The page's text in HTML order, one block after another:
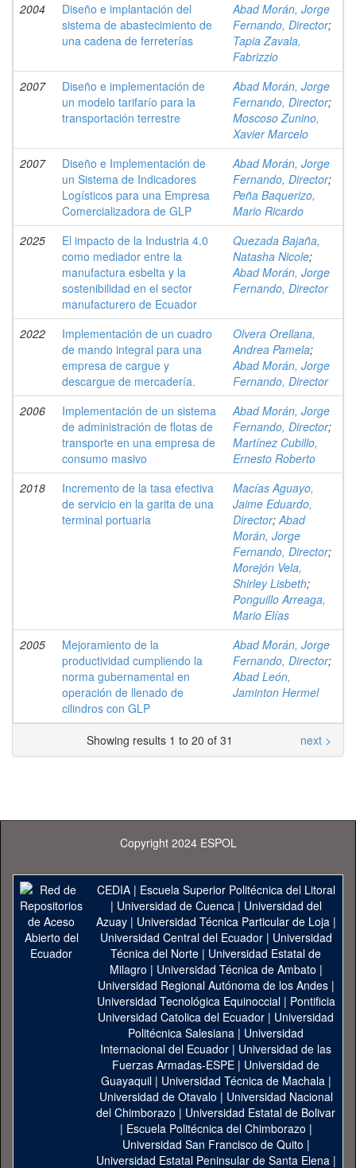
2004
Diseño e implantación del
sistema de abastecimiento de
una cadena de ferreterías
Abad Morán, Jorge
Fernando, Director;
Tapia Zavala,
Fabrizzio
2007
Diseño e implementación de
un modelo tarifarío para la
transportación terrestre
Abad Morán, Jorge
Fernando, Director;
Moscoso Zunino,
Xavier Marcelo
2007
Diseño e Implementación de
un Sistema de Indicadores
Logísticos para una Empresa
Comercializadora de GLP
Abad Morán, Jorge
Fernando, Director;
Peña Baquerizo,
Mario Ricardo
2025
El impacto de la Industria 4.0
como mediador entre la
manufactura esbelta y la
sostenibilidad en el sector
manufacturero de Ecuador
Quezada Bajaña,
Natasha Nicole;
Abad Morán, Jorge
Fernando, Director
2022
Implementación de un cuadro
de mando integral para una
empresa de cargue y
descargue de mercadería.
Olvera Orellana,
Andrea Pamela;
Abad Morán, Jorge
Fernando, Director
2006
Implementación de un sistema
de administración de flotas de
transporte en una empresa de
consumo masivo
Abad Morán, Jorge
Fernando, Director;
Martínez Cubillo,
Ernesto Roberto
2018
Incremento de la tasa efectiva
de servicio en la garita de una
terminal portuaria
Macías Aguayo,
Jaime Eduardo,
Director;Abad
Morán, Jorge
Fernando, Director;
Morejón Vela,
Shirley Lisbeth;
Ponguillo Arreaga,
Mario Elías
2005
Mejoramiento de la
productividad cumpliendo la
norma gubernamental en
operación de llenado de
cilindros con GLP
Abad Morán, Jorge
Fernando, Director;
Abad León,
Jaminton Hermel
Showing results 1 to 20 of 31 next >
Copyright 2024 ESPOL
CEDIA| Escuela Superior Politécnica del Litoral
| Universidad de Cuenca| Universidad del
Azuay| Universidad Técnica Particular de Loja|
Universidad Central del Ecuador| Universidad
Técnica del Norte | Universidad Estatal de
Milagro | Universidad Técnica de Ambato |
Universidad Regional Autónoma de los Andes|
Universidad Tecnológica Equinoccial| Pontificia
Universidad Catolica del Ecuador | Universidad
Politécnica Salesiana | Universidad
Internacional del Ecuador | Universidad de las
Fuerzas Armadas-ESPE | Universidad de
Guayaquil| Universidad Técnica de Machala|
Universidad de Otavalo | Universidad Nacional
del Chimborazo | Universidad Estatal de Bolivar
| Escuela Politécnica del Chimborazo |
Universidad San Francisco de Quito |
Universidad Estatal Peninsular de Santa Elena|